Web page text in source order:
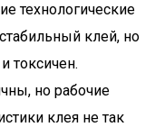
технологические
клей, но
токсичен.
но рабочие
клея не так